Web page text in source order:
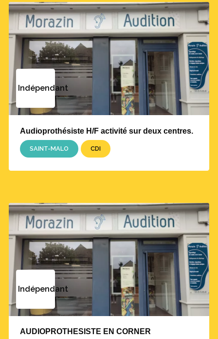
Indépendant
Audioprothésiste H/F activité sur deux centres.
SAINT-MALO CDI
Indépendant
AUDIOPROTHESISTE EN CORNER